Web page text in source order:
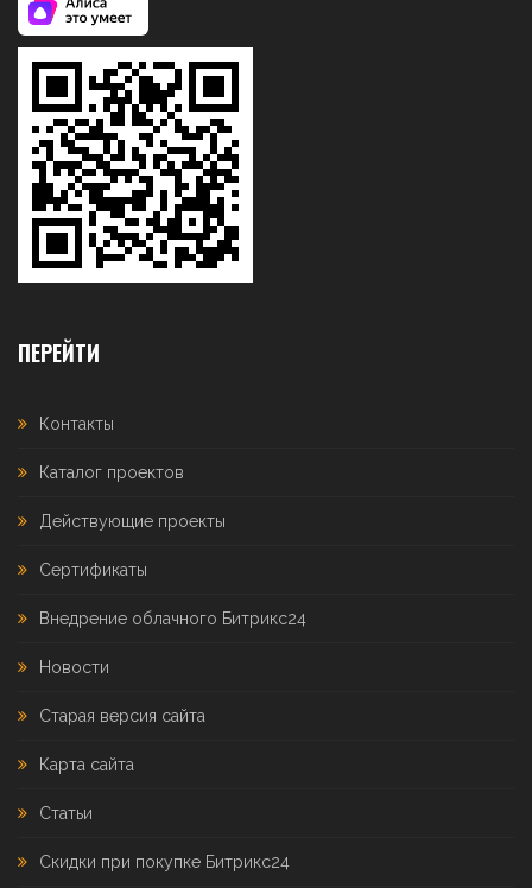
ПЕРЕЙТИ
Контакты
Каталог проектов
Действующие проекты
Сертификаты
Внедрение облачного Битрикс24
Новости
Старая версия сайта
Карта сайта
Статьи
Скидки при покупке Битрикс24